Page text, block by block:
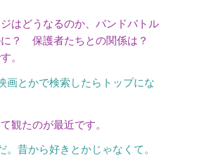
はどうなるのか、バンドバトル
に？ 保護者たちとの関係は？
。
画とかで検索したらトップにな
観たのが最近です。
。昔から好きとかじゃなくて。